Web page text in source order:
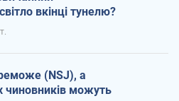
вкінці тунелю?
(NSJ), а
чиновників можуть